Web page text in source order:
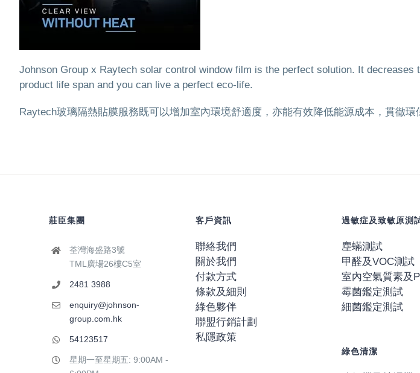
Johnson Group x Raytech solar control window film is the perfect solution. It
product life span and you can live a perfect eco-life.
Raytech玻璃隔熱貼膜服務既可以增加室內環境舒適度，亦能有效降低能源成本，貫徹環
莊臣集團
荃灣海盛路3號
TML廣場26樓C5室
2481 3988
enquiry@johnson-
group.com.hk
54123517
星期一至星期五: 9:00AM -
客戶資訊
聯絡我們
關於我們
付款方式
條款及細則
綠色夥伴
聯盟行銷計劃
私隱政策
過敏症及致敏原測
塵蟎測試
甲醛及VOC測試
室內空氣質素及
霉菌鑑定測試
細菌鑑定測試
綠色清潔